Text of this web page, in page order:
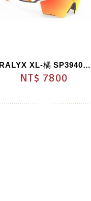
TRALYX XL-橘 SP394075Z0002
NT$ 7800